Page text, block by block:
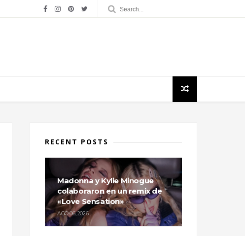
RECENT POSTS
Madonna y Kylie Minogue
colaboraron en un remix de
«Love Sensation»
AGO 06, 2026